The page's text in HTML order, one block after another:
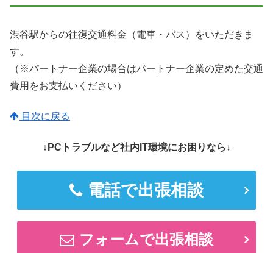
渋谷駅からの往復交通料金（電車・バス）をいただきま
す。
（※パートナー企業の場合はパートナー企業の定めた交通
費用をお支払いください）
目次に戻る
↓PCトラブルなど社内IT環境にお困りなら↓
電話で出張相談
フォームで出張相談